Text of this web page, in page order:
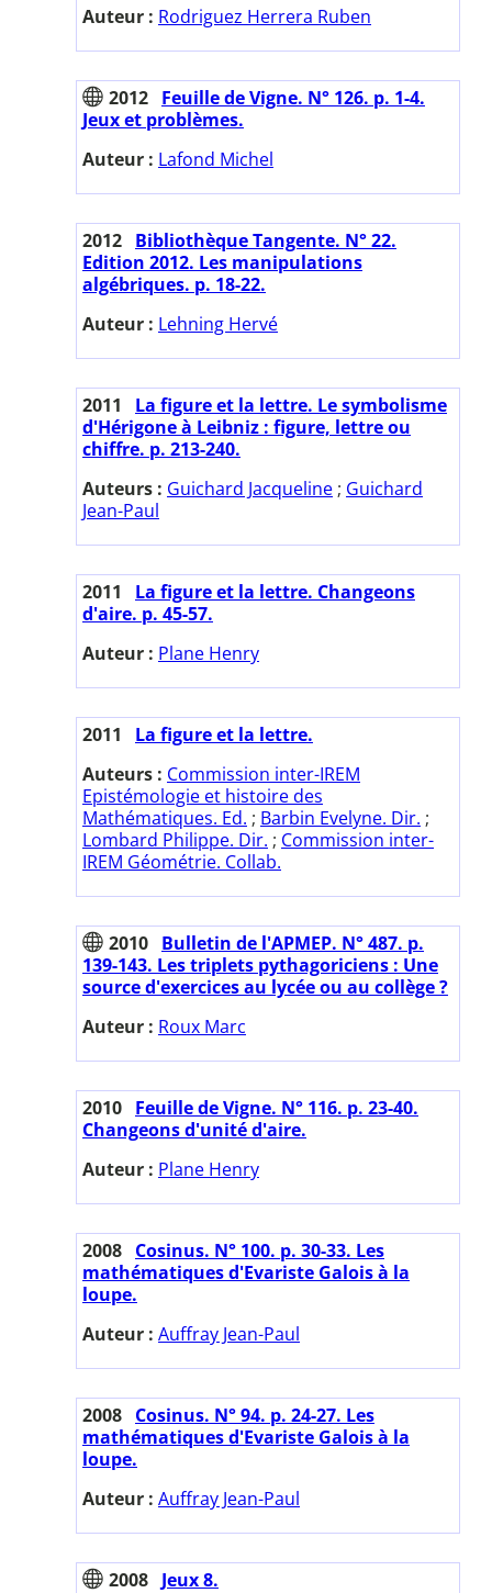
Auteur : Rodriguez Herrera Ruben
2012 Feuille de Vigne. N° 126. p. 1-4.
Jeux et problèmes.
Auteur : Lafond Michel
2012 Bibliothèque Tangente. N° 22.
Edition 2012. Les manipulations
algébriques. p. 18-22.
Auteur : Lehning Hervé
2011
La figure et la lettre. Le symbolisme
d'Hérigone à Leibniz : figure, lettre ou
chiffre. p. 213-240.
Auteurs : Guichard Jacqueline ; Guichard
Jean-Paul
2011
La figure et la lettre. Changeons
d'aire. p. 45-57.
Auteur : Plane Henry
2011
La figure et la lettre.
Auteurs : Commission inter-IREM
Epistémologie et histoire des
Mathématiques. Ed. ; Barbin Evelyne. Dir. ;
Lombard Philippe. Dir. ; Commission inter-
IREM Géométrie. Collab.
2010 Bulletin de l'APMEP. N° 487. p.
139-143. Les triplets pythagoriciens : Une
source d'exercices au lycée ou au collège ?
Auteur : Roux Marc
2010 Feuille de Vigne. N° 116. p. 23-40.
Changeons d'unité d'aire.
Auteur : Plane Henry
2008 Cosinus. N° 100. p. 30-33. Les
mathématiques d'Evariste Galois à la
loupe.
Auteur : Auffray Jean-Paul
2008 Cosinus. N° 94. p. 24-27. Les
mathématiques d'Evariste Galois à la
loupe.
Auteur : Auffray Jean-Paul
2008 Jeux 8.